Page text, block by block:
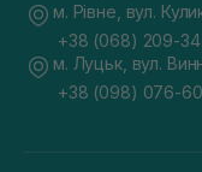
м. Рівне, вул.
+38 (068) 209-
м. Луцьк, вул.
+38 (098) 076-